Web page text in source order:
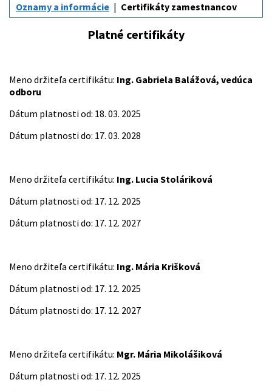
Oznamy a informácie Certifikáty zamestnancov
Platné certifikáty
Meno držiteľa certifikátu: Ing. Gabriela Balážová, vedúca
odboru
Dátum platnosti od: 18. 03. 2025
Dátum platnosti do: 17. 03. 2028
Meno držiteľa certifikátu: Ing. Lucia Stoláriková
Dátum platnosti od: 17. 12. 2025
Dátum platnosti do: 17. 12. 2027
Meno držiteľa certifikátu: Ing. Mária Krišková
Dátum platnosti od: 17. 12. 2025
Dátum platnosti do: 17. 12. 2027
Meno držiteľa certifikátu: Mgr. Mária Mikolášiková
Dátum platnosti od: 17. 12. 2025